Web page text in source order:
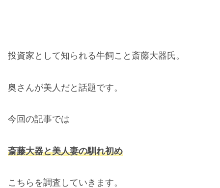
投資家として知られる牛飼こと斎藤大器氏。
奥さんが美人だと話題です。
今回の記事では
斎藤大器と美人妻の馴れ初め
こちらを調査していきます。